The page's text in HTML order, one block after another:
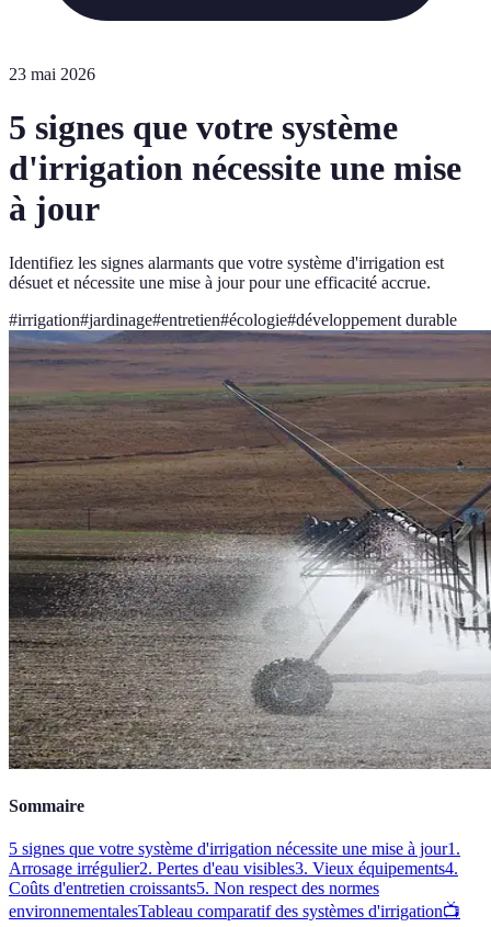
23 mai 2026
5 signes que votre système
d'irrigation nécessite une mise
à jour
Identifiez les signes alarmants que votre système d'irrigation est
désuet et nécessite une mise à jour pour une efficacité accrue.
#irrigation#jardinage#entretien#écologie#développement durable
Sommaire
5 signes que votre système d'irrigation nécessite une mise à jour1.
Arrosage irrégulier2. Pertes d'eau visibles3. Vieux équipements4.
Coûts d'entretien croissants5. Non respect des normes
environnementalesTableau comparatif des systèmes d'irrigation📺